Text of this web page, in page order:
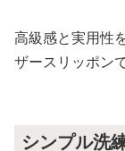
高級感と実用性
ザースリッポンで
シンプル洗